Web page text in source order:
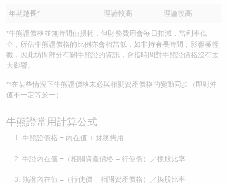
年期越長* 理論較高 理論較高
*牛熊證價格並無時間值損耗，但財務費用會每日扣減，當利率低
企，所佔牛熊證價格的比例亦會相當低，如非持有長時間，影響極輕
微，因此坊間部分有關牛熊證的資訊，會指時間對牛熊證價格沒有太
大影響。
**在某些情況下牛熊證價格未必與相關資產價格的變動同步（即對沖
值不一定等於一）
牛熊證常用計算公式
牛熊證價格 = 內在值 + 財務費用
牛證內在值 =（相關資產價格 – 行使價）／換股比率
熊證內在值 =（行使價 – 相關資產價格）／換股比率